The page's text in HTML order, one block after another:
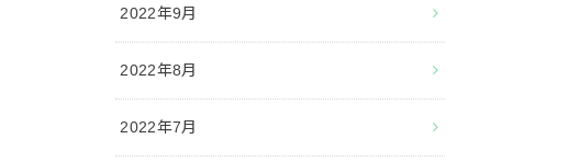
2022年9月
2022年8月
2022年7月